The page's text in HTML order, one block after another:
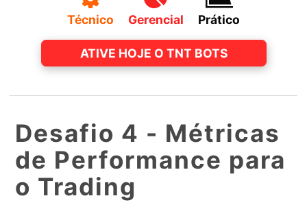
Técnico Gerencial Prático
ATIVE HOJE O TNT BOTS
Desafio 4 - Métricas
de Performance para
o Trading